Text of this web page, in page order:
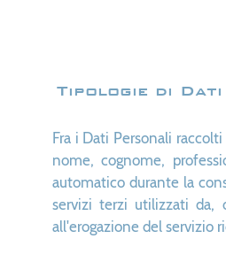
Tipologie di
Fra i Dati Personali
nome, cognome,
automatico durante la
servizi terzi utilizzati da,
all'erogazione del servizio